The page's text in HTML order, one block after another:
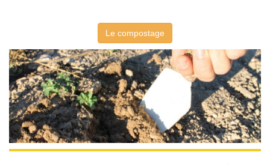
Le compostage